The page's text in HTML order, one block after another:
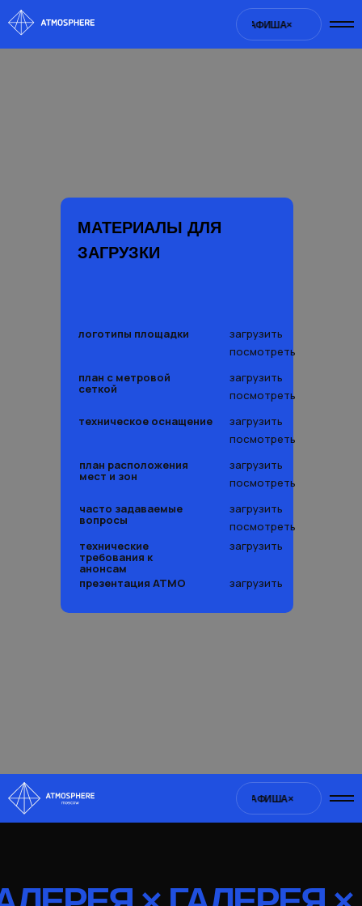
АФИША× АФИША× АФИША×
логотипы площадки
посмотреть
загрузить
посмотреть
загрузить
план с метровой
сеткой
посмотреть
загрузить
техническое оснащение
посмотреть
посмотреть
загрузить
план расположения
мест и зон
МАТЕРИАЛЫ ДЛЯ
ЗАГРУЗКИ
часто задаваемые
вопросы
загрузить
технические
требования к
анонсам
загрузить
презентация АТМО загрузить
АФИША× АФИША× АФИША×